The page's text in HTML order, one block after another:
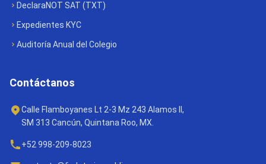
DeclaraNOT SAT (TXT)
Expedientes KYC
Auditoría Anual del Colegio
Contáctanos
Calle Flamboyanes Lt 2-3 Mz 243 Alamos II,
SM 313 Cancún, Quintana Roo, MX.
+52 998-209-8023